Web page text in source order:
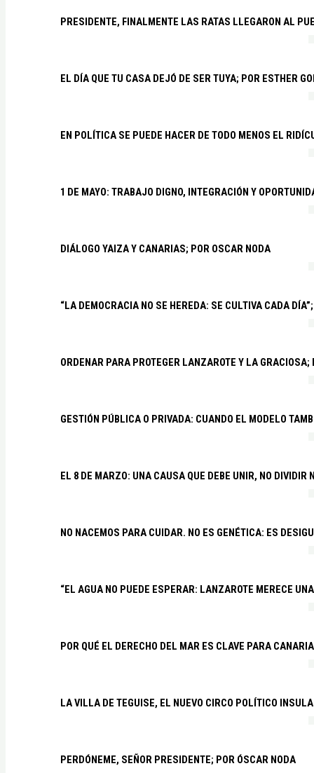
PRESIDENTE, FINALMENTE LAS RATAS LLEGARON AL
EL DÍA QUE TU CASA DEJÓ DE SER TUYA; POR ESTHER
EN POLÍTICA SE PUEDE HACER DE TODO MENOS EL
1 DE MAYO: TRABAJO DIGNO, INTEGRACIÓN Y
DIÁLOGO YAIZA Y CANARIAS; POR OSCAR NODA
“LA DEMOCRACIA NO SE HEREDA: SE CULTIVA CADA
ORDENAR PARA PROTEGER LANZAROTE Y LA
GESTIÓN PÚBLICA O PRIVADA: CUANDO EL MODELO
EL 8 DE MARZO: UNA CAUSA QUE DEBE UNIR, NO DIVIDIR
NO NACEMOS PARA CUIDAR. NO ES GENÉTICA: ES
“EL AGUA NO PUEDE ESPERAR: LANZAROTE MERECE
POR QUÉ EL DERECHO DEL MAR ES CLAVE PARA
LA VILLA DE TEGUISE, EL NUEVO CIRCO POLÍTICO
PERDÓNEME, SEÑOR PRESIDENTE; POR ÓSCAR NODA